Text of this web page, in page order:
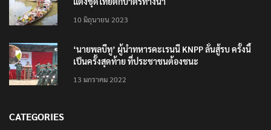
10 มิถุนายน 2023
‘นายพลบีทู’ ผู้นำทหารคะเรนนี KNPP ลั่นสู้รบ ครั้งนี้
เป็นครั้งสุดท้าย ที่ประชาชนต้องชนะ
13 มกราคม 2022
CATEGORIES